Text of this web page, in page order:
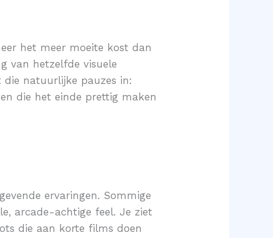
het meer moeite kost dan
van hetzelfde visuele
natuurlijke pauzes in:
die het einde prettig maken
ervaringen. Sommige
arcade-achtige feel. Je ziet
die aan korte films doen